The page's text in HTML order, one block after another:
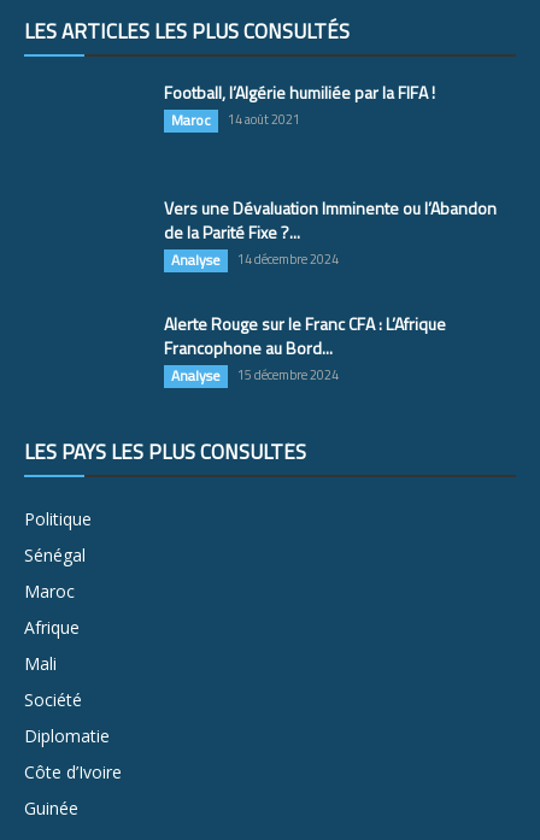
LES ARTICLES LES PLUS CONSULTÉS
Football, l’Algérie humiliée par la FIFA !
Maroc 14 août 2021
Vers une Dévaluation Imminente ou l’Abandon
de la Parité Fixe ?...
Analyse 14 décembre 2024
Alerte Rouge sur le Franc CFA : L’Afrique
Francophone au Bord...
Analyse 15 décembre 2024
LES PAYS LES PLUS CONSULTÉS
Politique
Sénégal
Maroc
Afrique
Mali
Société
Diplomatie
Côte d’Ivoire
Guinée